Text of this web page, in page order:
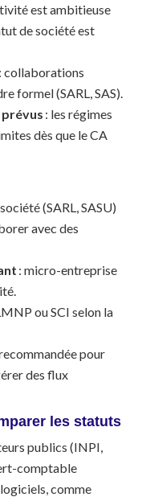
est ambitieuse
de société est
: collaborations
formel (SARL, SAS).
: les régimes
dès que le CA
(SARL, SASU)
avec des
: micro-entreprise
ou SCI selon la
pour
des flux
les statuts
publics (INPI,
comptable
comme